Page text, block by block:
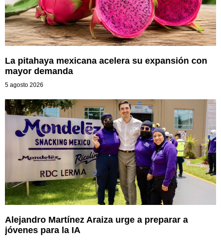
La pitahaya mexicana acelera su expansión con
mayor demanda
5 agosto 2026
Alejandro Martínez Araiza urge a preparar a
jóvenes para la IA